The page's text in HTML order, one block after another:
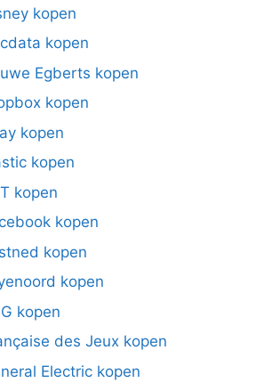
kopen
kopen
Egberts kopen
kopen
kopen
kopen
kopen
kopen
kopen
kopen
kopen
des Jeux kopen
Electric kopen